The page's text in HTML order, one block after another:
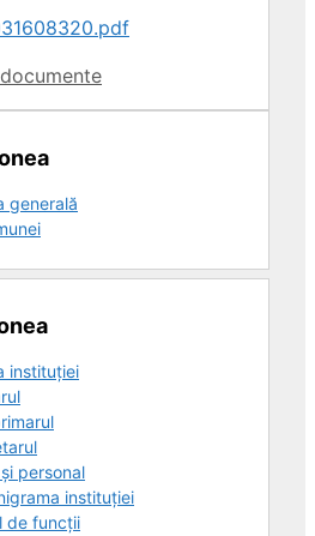
generală
instituției
personal
instituției
de funcții